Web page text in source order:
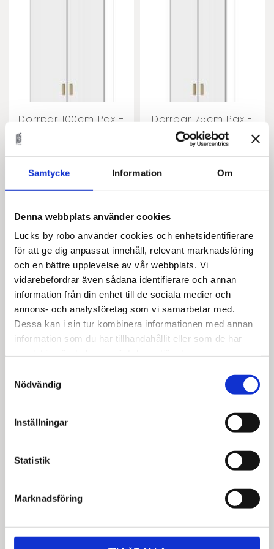
Samtycke Information Om
Denna webbplats använder cookies
Lucks by robo använder cookies och enhetsidentifierare
för att ge dig anpassat innehåll, relevant marknadsföring
och en bättre upplevelse av vår webbplats. Vi
vidarebefordrar även sådana identifierare och annan
information från din enhet till de sociala medier och
annons- och analysföretag som vi samarbetar med.
Dessa kan i sin tur kombinera informationen med annan
information som du har tillhandahållit eller som de har
Nödvändig
Inställningar
Statistik
Marknadsföring
Dörrpar 100cm Pax -
Finns i flera
utföranden
7 735KR
KÖP
Dörrpar 75cm Pax -
fanér med paula
grepp
Finns i flera
utföranden
6 671KR
KÖP
50cm Pax - fanér
utföranden
KÖP
Vänsterhängd dörr
50cm Pax - fanér
med paula grepp
Finns i flera
utföranden
KÖP